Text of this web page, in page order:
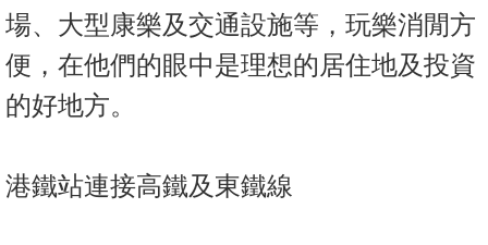
數
據
公
佈
置
業
場、大型康樂及交通設施等，玩樂消閒方
便，在他們的眼中是理想的居住地及投資
的好地方。
港鐵站連接高鐵及東鐵線